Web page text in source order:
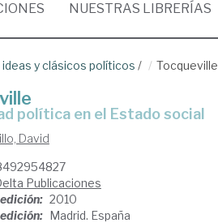
NUESTRAS LIBRERÍAS
ideas y clásicos políticos / Tocqueville
política en el Estado social
David
Publicaciones
2010
Madrid. España